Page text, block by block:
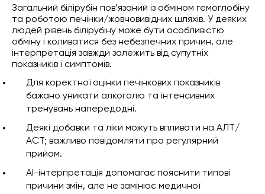
Загальний білірубін пов’язаний із обміном гемоглобіну
та роботою печінки/жовчовивідних шляхів. У деяких
людей рівень білірубіну може бути особливістю
обміну і коливатися без небезпечних причин, але
інтерпретація завжди залежить від супутніх
показників і симптомів.
Для коректної оцінки печінкових показників
бажано уникати алкоголю та інтенсивних
тренувань напередодні.
Деякі добавки та ліки можуть впливати на АЛТ/
АСТ; важливо повідомляти про регулярний
прийом.
AI-інтерпретація допомагає пояснити типові
причини змін, але не замінює медичної